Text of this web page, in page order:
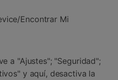
Encontrar Mi
a "Ajustes"; "Seguridad";
y aquí, desactiva la